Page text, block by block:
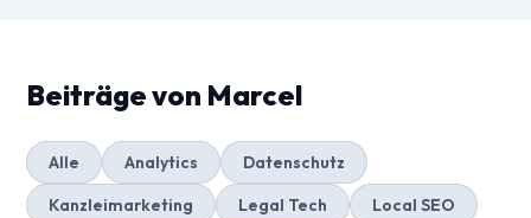
Beiträge von Marcel
Alle Analytics
Datenschutz
Kanzleimarketing
Legal Tech
Local SEO